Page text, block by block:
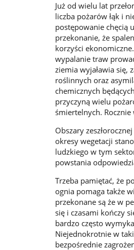
Już od wielu lat
liczba pożarów łąk i
postępowanie chęcią
przekonanie, że
korzyści
wypalanie traw
ziemia wyjaławia się,
roślinnych oraz
chemicznych
przyczyną wielu
śmiertelnych.
Obszary
okresy wegetacji
ludzkiego w tym
powstania
Trzeba pamiętać, że
ognia pomaga także
przekonane są że w
się i czasami kończy
bardzo często
Niejednokrotnie w
bezpośrednie